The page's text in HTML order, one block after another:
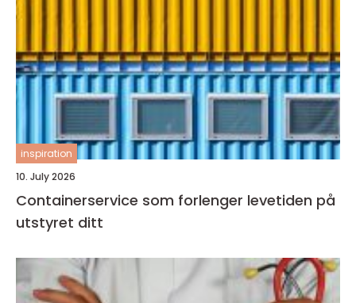
inspiration
10. July 2026
Containerservice som forlenger levetiden på
utstyret ditt